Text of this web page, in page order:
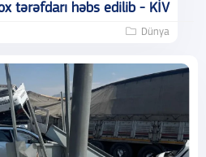
tərəfdarı həbs edilib - KİV
Dünya